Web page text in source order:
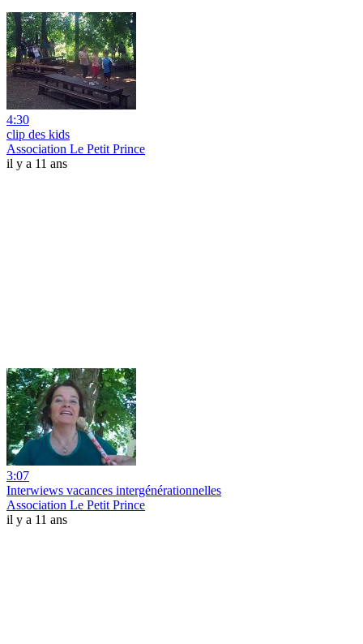
4:30
clip des kids
Association Le Petit Prince
il y a 11 ans
3:07
Interwiews vacances intergénérationnelles
Association Le Petit Prince
il y a 11 ans